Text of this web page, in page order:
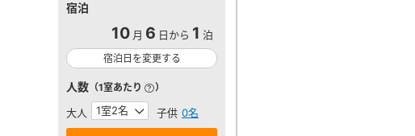
宿泊
10 月 6 日から 1 泊
宿泊日を変更する
人数 （1室あたり ）
大人 子供 0名